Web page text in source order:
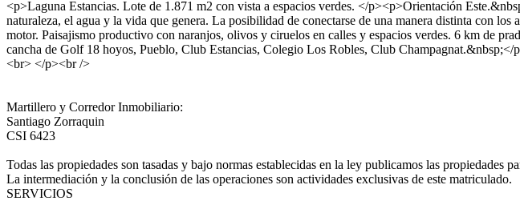
<p>Laguna Estancias. Lote de 1.871 m2 con vista a espacios verdes. </p><p>Orientación
naturaleza, el agua y la vida que genera. La posibilidad de conectarse de una manera distinta con
motor. Paisajismo productivo con naranjos, olivos y ciruelos en calles y espacios verdes. 6 km de
cancha de Golf 18 hoyos, Pueblo, Club Estancias, Colegio Los Robles, Club
<br> </p><br />
Martillero y Corredor Inmobiliario:
Santiago Zorraquin
CSI 6423
Todas las propiedades son tasadas y bajo normas establecidas en la ley publicamos las propiedades
La intermediación y la conclusión de las operaciones son actividades exclusivas de este matriculado.
SERVICIOS